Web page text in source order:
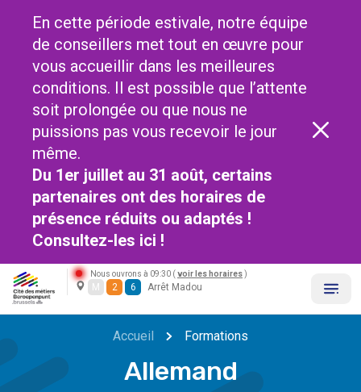
En cette période estivale, notre équipe
de conseillers met tout en œuvre pour
vous accueillir dans les meilleures
conditions. Il est possible que l’attente
soit prolongée ou que nous ne
puissions pas vous recevoir le jour
même.
Du 1er juillet au 31 août, certains
partenaires ont des horaires de
présence réduits ou adaptés !
Consultez-les ici !
Nous ouvrons à 09:30 ( voir les horaires )
M 2 6 Arrêt Madou
Accueil Formations
Allemand